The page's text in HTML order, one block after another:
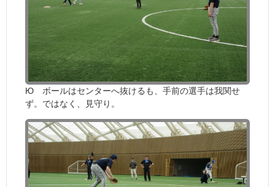
Ю ボールはセンターへ抜けるも、手前の選手は我関せ
ず。ではなく、見守り。